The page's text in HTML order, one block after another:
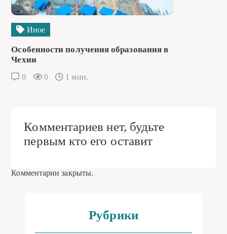
Иное
Особенности получения образования в
Чехии
0 0 1 мин.
Комментариев нет, будьте
первым кто его оставит
Комментарии закрыты.
Рубрики